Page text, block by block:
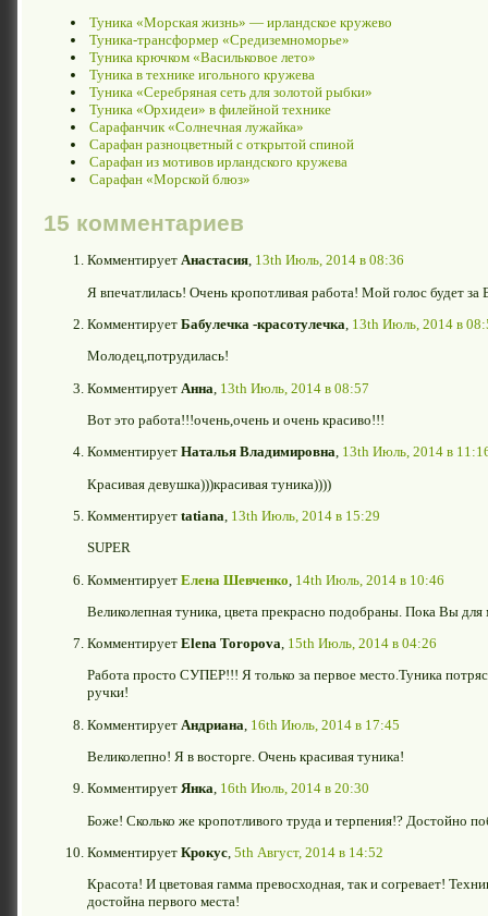
Туника «Морская жизнь» — ирландское кружево
Туника-трансформер «Средиземноморье»
Туника крючком «Васильковое лето»
Туника в технике игольного кружева
Туника «Серебряная сеть для золотой рыбки»
Туника «Орхидеи» в филейной технике
Сарафанчик «Солнечная лужайка»
Сарафан разноцветный с открытой спиной
Сарафан из мотивов ирландского кружева
Сарафан «Морской блюз»
15 комментариев
Комментирует Анастасия, 13th Июль, 2014 в 08:36
Я впечатлилась! Очень кропотливая работа! Мой голос будет за
Комментирует Бабулечка -красотулечка 13th Июль, 2014 в
Молодец,потрудилась!
Комментирует Анна 13th Июль, 2014 в 08:57
Вот это работа!!!очень,очень и очень красиво!!!
Комментирует Наталья Владимировна, 13th Июль, 2014 в
Красивая девушка)))красивая туника))))
Комментирует tatiana 13th Июль, 2014 в 15:29
SUPER
Комментирует Елена Шевченко 14th Июль, 2014 в 10:46
Великолепная туника, цвета прекрасно подобраны. Пока Вы
Комментирует Elena Toropova, 15th Июль, 2014 в 04:26
Работа просто СУПЕР!!! Я только за первое место.Туника
ручки!
Комментирует Андриана 16th Июль, 2014 в 17:45
Великолепно! Я в восторге. Очень красивая туника!
Комментирует Янка, 16th Июль, 2014 в 20:30
Боже! Сколько же кропотливого труда и терпения!? Достойно
Комментирует Крокус, 5th Август, 2014 в 14:52
Красота! И цветовая гамма превосходная, так и согревает!
достойна первого места!